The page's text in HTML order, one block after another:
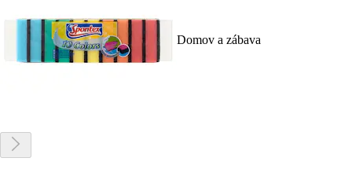
Domov a zábava